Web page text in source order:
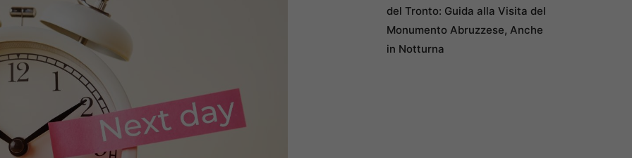
del Tronto: Guida alla Visita del
Monumento Abruzzese, Anche
in Notturna